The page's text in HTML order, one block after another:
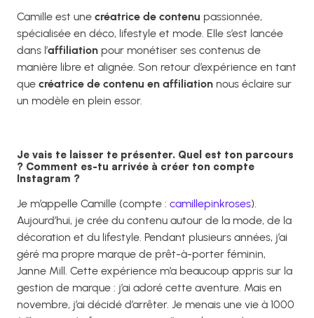
Camille est une créatrice de contenu passionnée,
spécialisée en déco, lifestyle et mode. Elle s’est lancée
dans l’affiliation pour monétiser ses contenus de
manière libre et alignée. Son retour d’expérience en tant
que créatrice de contenu en affiliation nous éclaire sur
un modèle en plein essor.
Je vais te laisser te présenter. Quel est ton parcours
? Comment es-tu arrivée à créer ton compte
Instagram ?
Je m’appelle Camille (compte : camillepinkroses).
Aujourd’hui, je crée du contenu autour de la mode, de la
décoration et du lifestyle. Pendant plusieurs années, j’ai
géré ma propre marque de prêt-à-porter féminin,
Janne Mill. Cette expérience m’a beaucoup appris sur la
gestion de marque : j’ai adoré cette aventure. Mais en
novembre, j’ai décidé d’arrêter. Je menais une vie à 1000